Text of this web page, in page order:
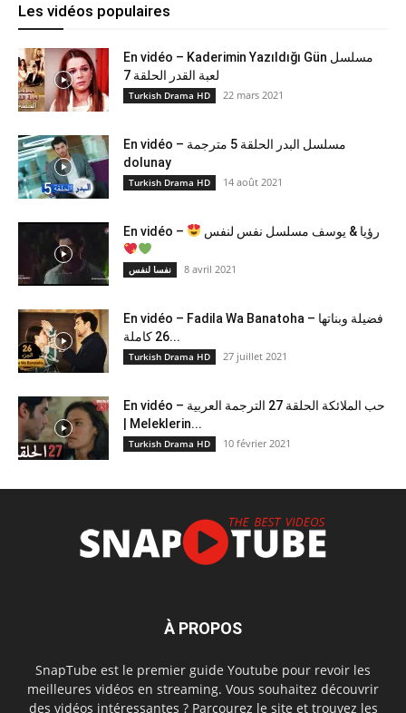
Les vidéos populaires
En vidéo – Kaderimin Yazıldığı Gün مسلسل
لعبة القدر الحلقة 7
Turkish Drama HD 22 mars 2021
En vidéo – مسلسل البدر الحلقة 5 مترجمة
dolunay
Turkish Drama HD 14 août 2021
En vidéo – رؤيا & يوسف مسلسل نفس لنفس
نفسا لنفس 8 avril 2021
En vidéo – Fadila Wa Banatoha – فضيلة وبناتها
26 كاملة...
Turkish Drama HD 27 juillet 2021
En vidéo – حب الملائكة الحلقة 27 الترجمة العربية
| Meleklerin...
Turkish Drama HD 10 février 2021
À PROPOS
SnapTube est le premier guide Youtube pour revoir les
meilleures vidéos en streaming. Vous souhaitez découvrir
des vidéos intéressantes ? Parcourez le site et trouvez les